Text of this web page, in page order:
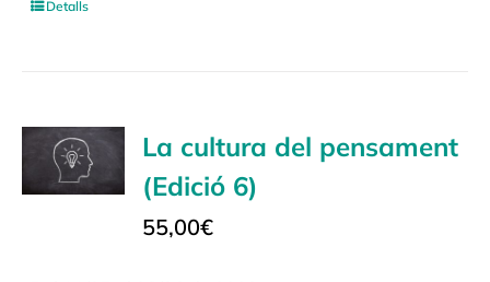
Detalls
La cultura del pensament
(Edició 6)
55,00€